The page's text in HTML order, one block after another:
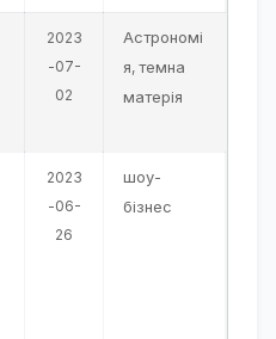
2023
-07-
02
Астрономі
я, темна
матерія
2023
-06-
26
шоу-
бізнес